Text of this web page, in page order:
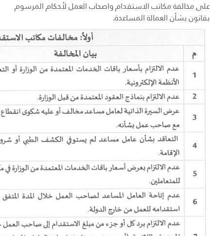
على مخالفة مكاتب الاستقدام واصحاب العمل لأحكام المرسوم
بقانون بشأن العمالة المساعدة.